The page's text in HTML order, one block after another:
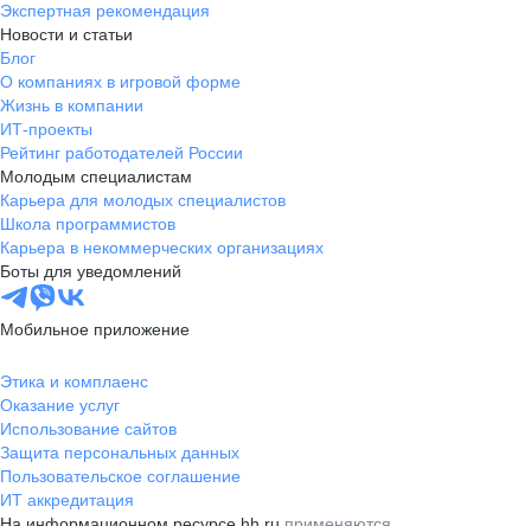
Экспертная рекомендация
Новости и статьи
Блог
О компаниях в игровой форме
Жизнь в компании
ИТ-проекты
Рейтинг работодателей России
Молодым специалистам
Карьера для молодых специалистов
Школа программистов
Карьера в некоммерческих организациях
Боты для уведомлений
Мобильное приложение
Этика и комплаенс
Оказание услуг
Использование сайтов
Защита персональных данных
Пользовательское соглашение
ИТ аккредитация